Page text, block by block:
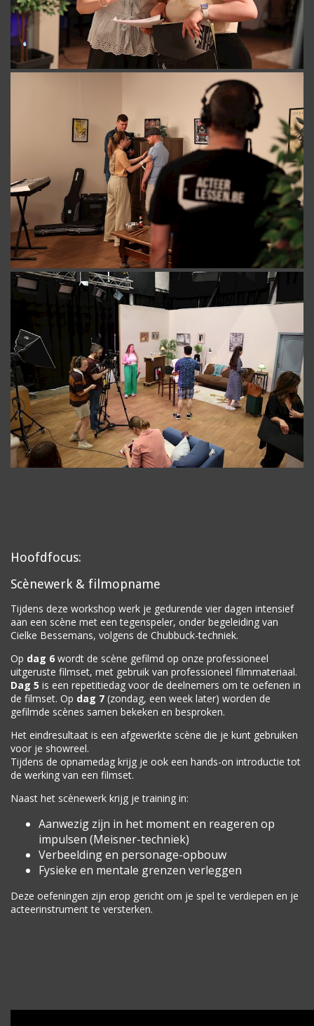
Hoofdfocus:
Scènewerk & filmopname
Tijdens deze workshop werk je gedurende vier dagen intensief
aan een scène met een tegenspeler, onder begeleiding van
Cielke Bessemans, volgens de Chubbuck-techniek.
Op dag 6 wordt de scène gefilmd op onze professioneel
uitgeruste filmset, met gebruik van professioneel filmmateriaal.
Dag 5 is een repetitiedag voor de deelnemers om te oefenen in
de filmset. Op dag 7 (zondag, een week later) worden de
gefilmde scènes samen bekeken en besproken.
Het eindresultaat is een afgewerkte scène die je kunt gebruiken
voor je showreel.
Tijdens de opnamedag krijg je ook een hands-on introductie tot
de werking van een filmset.
Naast het scènewerk krijg je training in:
Aanwezig zijn in het moment en reageren op
impulsen (Meisner-techniek)
Verbeelding en personage-opbouw
Fysieke en mentale grenzen verleggen
Deze oefeningen zijn erop gericht om je spel te verdiepen en je
acteerinstrument te versterken.